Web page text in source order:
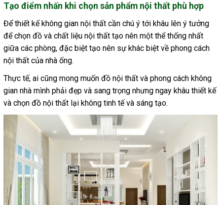
Tạo điểm nhấn khi chọn sản phẩm nội thất phù hợp
Để thiết kế không gian nội thất cần chú ý tới khâu lên ý tưởng
để chọn đồ và chất liệu nội thất tạo nên một thể thống nhất
giữa các phòng, đặc biệt tạo nên sự khác biệt về phong cách
nội thất của nhà ống.
Thực tế, ai cũng mong muốn đồ nội thất và phong cách không
gian nhà mình phải đẹp và sang trọng nhưng ngay khâu thiết kế
và chọn đồ nội thất lại không tinh tế và sáng tạo.